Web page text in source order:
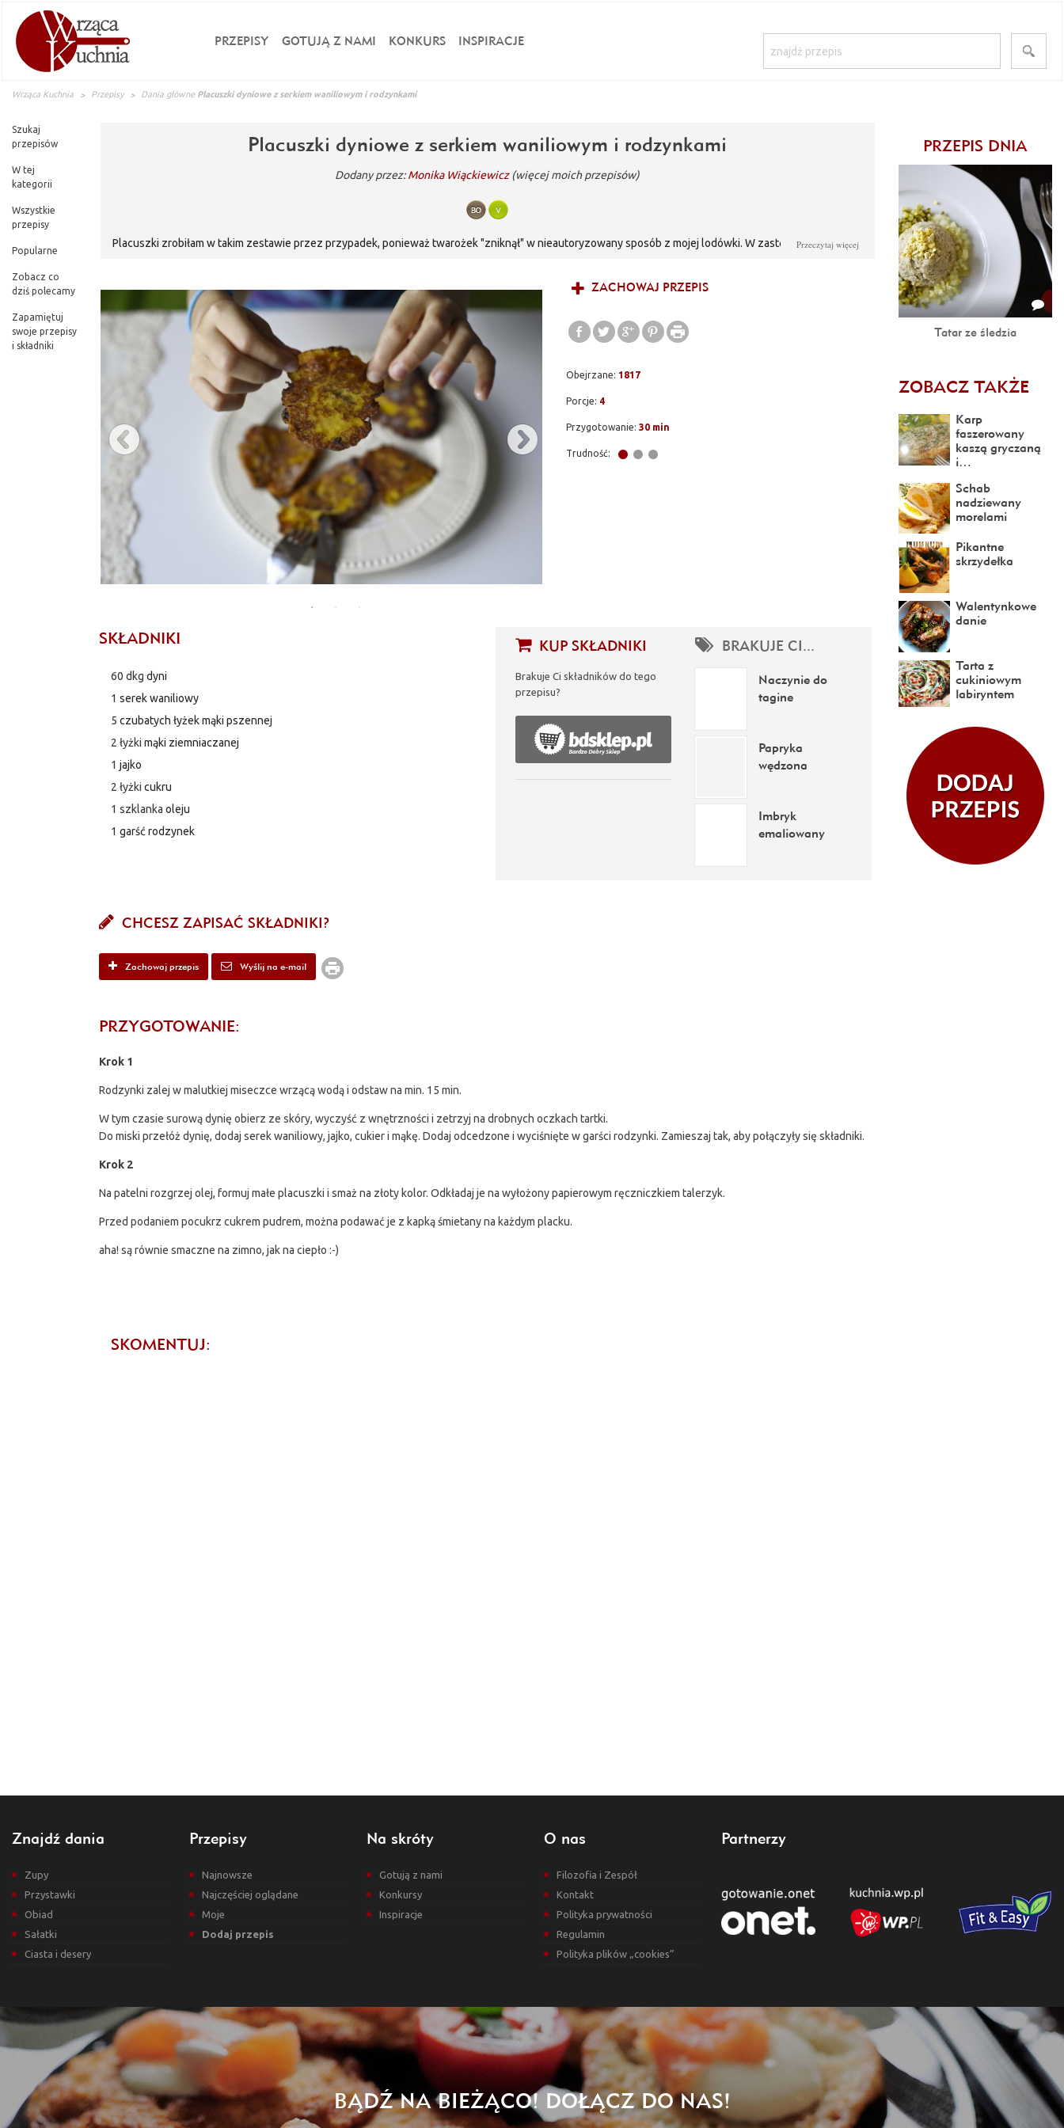
PRZEPISY GOTUJĄ Z NAMI KONKURS INSPIRACJE
Wrząca Kuchnia Przepisy Dania główne Placuszki dyniowe z serkiem waniliowym i rodzynkami
Szukaj
przepisów
W tej
kategorii
Wszystkie
przepisy
Popularne
Zobacz co
dziś polecamy
Zapamiętuj
swoje przepisy
i składniki
Placuszki dyniowe z serkiem waniliowym i rodzynkami
Dodany przez:Monika Wiąckiewicz (więcej moich przepisów)
Placuszki zrobiłam w takim zestawie przez przypadek, ponieważ twarożek "zniknął" w nieautoryzowany sposób z mojej lodówki. W zastępstwie dodałam
Przeczytaj więcej
ZACHOWAJ PRZEPIS
Obejrzane: 1817
Porcje: 4
Przygotowanie: 30 min
Trudność:
SKŁADNIKI
60 dkg dyni
1serek waniliowy
5czubatych łyżek mąki pszennej
2 łyżki mąki ziemniaczanej
1jajko
2 łyżki cukru
1 szklanka oleju
1garść rodzynek
KUP SKŁADNIKI
Brakuje Ci składników do tego
przepisu?
BRAKUJE CI...
Naczynie do
tagine
Papryka
wędzona
Imbryk
emaliowany
CHCESZ ZAPISAĆ SKŁADNIKI?
Zachowaj przepis Wyślij na e-mail
PRZYGOTOWANIE:
Krok 1
Rodzynki zalej w malutkiej miseczce wrzącą wodą i odstaw na min. 15 min.
W tym czasie surową dynię obierz ze skóry, wyczyść z wnętrzności i zetrzyj na drobnych oczkach tartki.
Do miski przełóż dynię, dodaj serek waniliowy, jajko, cukier i mąkę. Dodaj odcedzone i wyciśnięte w garści rodzynki. Zamieszaj tak, aby połączyły się składniki.
Krok 2
Na patelni rozgrzej olej, formuj małe placuszki i smaż na złoty kolor. Odkładaj je na wyłożony papierowym ręczniczkiem talerzyk.
Przed podaniem pocukrz cukrem pudrem, można podawać je z kapką śmietany na każdym placku.
aha! są równie smaczne na zimno, jak na ciepło :-)
SKOMENTUJ:
PRZEPIS DNIA
Tatar ze śledzia
ZOBACZ TAKŻE
Karp
faszerowany
kaszą gryczaną
i…
Schab
nadziewany
morelami
Pikantne
skrzydełka
Walentynkowe
danie
Tarta z
cukiniowym
labiryntem
Znajdź dania
Zupy
Przystawki
Obiad
Sałatki
Ciasta i desery
Przepisy
Najnowsze
Najczęściej oglądane
Moje
Dodaj przepis
Na skróty
Gotują z nami
Konkursy
Inspiracje
O nas
Filozofia i Zespół
Kontakt
Polityka prywatności
Regulamin
Polityka plików „cookies”
Partnerzy
BĄDŹ NA BIEŻĄCO! DOŁĄCZ DO NAS!